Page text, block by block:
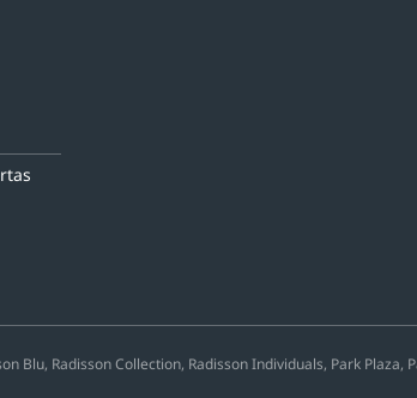
Blu, Radisson Collection, Radisson Individuals, Park Plaza,